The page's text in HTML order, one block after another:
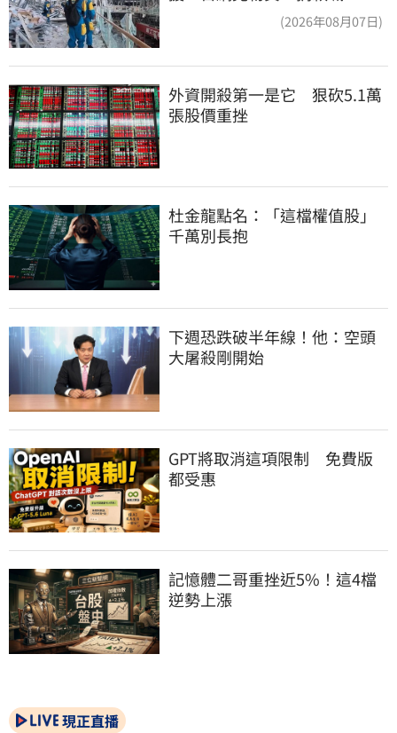
(2026年08月07日)
外資開殺第一是它　狠砍5.1萬
張股價重挫
杜金龍點名：「這檔權值股」
千萬別長抱
下週恐跌破半年線！他：空頭
大屠殺剛開始
GPT將取消這項限制　免費版
都受惠
記憶體二哥重挫近5%！這4檔
逆勢上漲
現正直播